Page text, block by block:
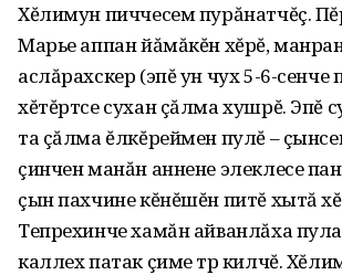
Хĕлимун пиччесем пурăнатчĕç.
Марье аппан йăмăкĕн хĕрĕ,
аслăрахскер (эпĕ ун чух 5-6-сенче
хĕтĕртсе сухан çăлма хушрĕ. Эпĕ
та çăлма ĕлкĕреймен пулĕ –
çинчен манăн аннене элеклесе
çын пахчине кĕнĕшĕн питĕ хытă
Тепрехинче хамăн айванлăха
каллех патак çиме тӱр килчĕ.